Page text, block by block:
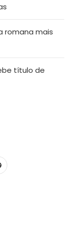
romana mais
título de